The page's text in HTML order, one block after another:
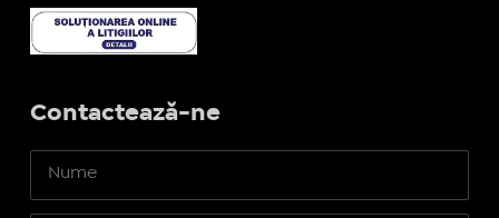
Contactează-ne